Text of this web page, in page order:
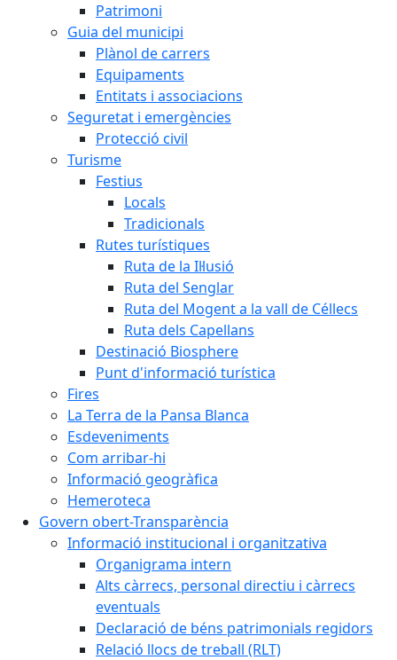
Patrimoni
Guia del municipi
Plànol de carrers
Equipaments
Entitats i associacions
Seguretat i emergències
Protecció civil
Turisme
Festius
Locals
Tradicionals
Rutes turístiques
Ruta de la Il·lusió
Ruta del Senglar
Ruta del Mogent a la vall de Céllecs
Ruta dels Capellans
Destinació Biosphere
Punt d'informació turística
Fires
La Terra de la Pansa Blanca
Esdeveniments
Com arribar-hi
Informació geogràfica
Hemeroteca
Govern obert-Transparència
Informació institucional i organitzativa
Organigrama intern
Alts càrrecs, personal directiu i càrrecs
eventuals
Declaració de béns patrimonials regidors
Relació llocs de treball (RLT)